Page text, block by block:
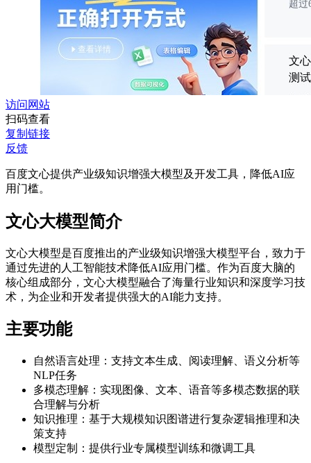
访问网站
扫码查看
复制链接
反馈
百度文心提供产业级知识增强大模型及开发工具，降低AI应
用门槛。
文心大模型简介
文心大模型是百度推出的产业级知识增强大模型平台，致力于
通过先进的人工智能技术降低AI应用门槛。作为百度大脑的
核心组成部分，文心大模型融合了海量行业知识和深度学习技
术，为企业和开发者提供强大的AI能力支持。
主要功能
自然语言处理：支持文本生成、阅读理解、语义分析等
NLP任务
多模态理解：实现图像、文本、语音等多模态数据的联
合理解与分析
知识推理：基于大规模知识图谱进行复杂逻辑推理和决
策支持
模型定制：提供行业专属模型训练和微调工具